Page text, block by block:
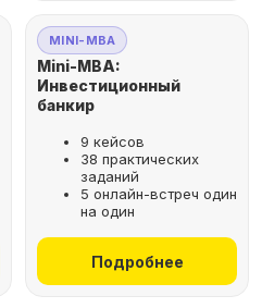
MINI-MBA
Mini-MBA:
Инвестиционный
банкир
9 кейсов
38 практических
заданий
5 онлайн-встреч один
на один
Подробнее